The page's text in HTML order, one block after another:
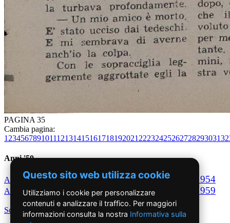
PAGINA 35
Cambia pagina:
1 23456789101112131415161718192021 2223242526272829303132
Anni '50
Anno1950Anno1951 Anno1952 Anno1953 1954
Anno 1955Anno1956 Anno1957Anno1958 1959
Scegli per decennio
Questo sito web utilizza cookie
Utilizziamo i cookie per personalizzare
contenuti e analizzare il traffico. Per maggiori
informazioni consulta la nostra Informativa sulla